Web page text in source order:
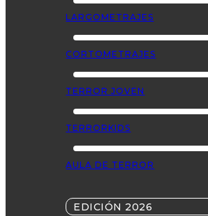
LARGOMETRAJES
CORTOMETRAJES
TERROR JOVEN
TERRORKIDS
AULA DE TERROR
EDICIÓN 2026